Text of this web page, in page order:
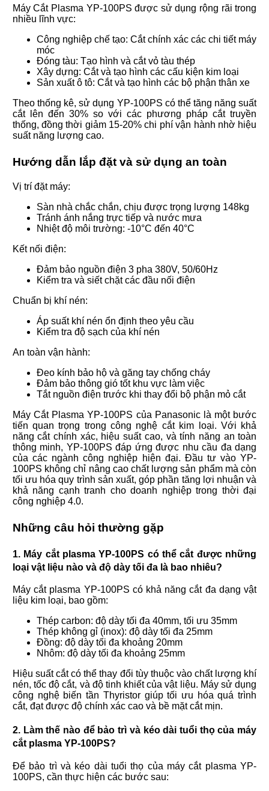
Máy Cắt Plasma YP-100PS được sử dụng rộng rãi trong
nhiều lĩnh vực:
Công nghiệp chế tạo: Cắt chính xác các chi tiết máy
móc
Đóng tàu: Tạo hình và cắt vỏ tàu thép
Xây dựng: Cắt và tạo hình các cấu kiện kim loại
Sản xuất ô tô: Cắt và tạo hình các bộ phận thân xe
Theo thống kê, sử dụng YP-100PS có thể tăng năng suất
cắt lên đến 30% so với các phương pháp cắt truyền
thống, đồng thời giảm 15-20% chi phí vận hành nhờ hiệu
suất năng lượng cao.
Hướng dẫn lắp đặt và sử dụng an toàn
Vị trí đặt máy:
Sàn nhà chắc chắn, chịu được trọng lượng 148kg
Tránh ánh nắng trực tiếp và nước mưa
Nhiệt độ môi trường: -10°C đến 40°C
Kết nối điện:
Đảm bảo nguồn điện 3 pha 380V, 50/60Hz
Kiểm tra và siết chặt các đầu nối điện
Chuẩn bị khí nén:
Áp suất khí nén ổn định theo yêu cầu
Kiểm tra độ sạch của khí nén
An toàn vận hành:
Đeo kính bảo hộ và găng tay chống cháy
Đảm bảo thông gió tốt khu vực làm việc
Tắt nguồn điện trước khi thay đổi bộ phận mỏ cắt
Máy Cắt Plasma YP-100PS của Panasonic là một bước
tiến quan trọng trong công nghệ cắt kim loại. Với khả
năng cắt chính xác, hiệu suất cao, và tính năng an toàn
thông minh, YP-100PS đáp ứng được nhu cầu đa dạng
của các ngành công nghiệp hiện đại. Đầu tư vào YP-
100PS không chỉ nâng cao chất lượng sản phẩm mà còn
tối ưu hóa quy trình sản xuất, góp phần tăng lợi nhuận và
khả năng cạnh tranh cho doanh nghiệp trong thời đại
công nghiệp 4.0.
Những câu hỏi thường gặp
1. Máy cắt plasma YP-100PS có thể cắt được những
loại vật liệu nào và độ dày tối đa là bao nhiêu?
Máy cắt plasma YP-100PS có khả năng cắt đa dạng vật
liệu kim loại, bao gồm:
Thép carbon: độ dày tối đa 40mm, tối ưu 35mm
Thép không gỉ (inox): độ dày tối đa 25mm
Đồng: độ dày tối đa khoảng 20mm
Nhôm: độ dày tối đa khoảng 25mm
Hiệu suất cắt có thể thay đổi tùy thuộc vào chất lượng khí
nén, tốc độ cắt, và độ tinh khiết của vật liệu. Máy sử dụng
công nghệ biến tần Thyristor giúp tối ưu hóa quá trình
cắt, đạt được độ chính xác cao và bề mặt cắt mịn.
2. Làm thế nào để bảo trì và kéo dài tuổi thọ của máy
cắt plasma YP-100PS?
Để bảo trì và kéo dài tuổi thọ của máy cắt plasma YP-
100PS, cần thực hiện các bước sau: